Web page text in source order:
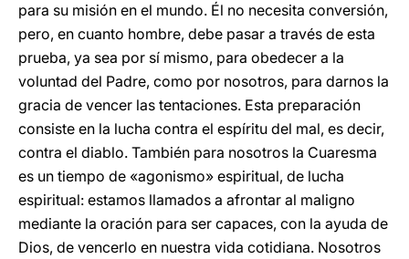
para su misión en el mundo. Él no necesita conversión,
pero, en cuanto hombre, debe pasar a través de esta
prueba, ya sea por sí mismo, para obedecer a la
voluntad del Padre, como por nosotros, para darnos la
gracia de vencer las tentaciones. Esta preparación
consiste en la lucha contra el espíritu del mal, es decir,
contra el diablo. También para nosotros la Cuaresma
es un tiempo de «agonismo» espiritual, de lucha
espiritual: estamos llamados a afrontar al maligno
mediante la oración para ser capaces, con la ayuda de
Dios, de vencerlo en nuestra vida cotidiana. Nosotros